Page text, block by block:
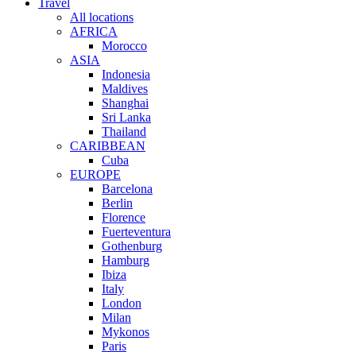
Travel
All locations
AFRICA
Morocco
ASIA
Indonesia
Maldives
Shanghai
Sri Lanka
Thailand
CARIBBEAN
Cuba
EUROPE
Barcelona
Berlin
Florence
Fuerteventura
Gothenburg
Hamburg
Ibiza
Italy
London
Milan
Mykonos
Paris